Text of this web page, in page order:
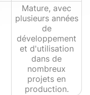
Mature, avec
plusieurs années
de
développement
et d'utilisation
dans de
nombreux
projets en
production.